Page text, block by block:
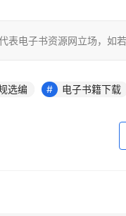
表电子书资源网立场，如
选编 电子书籍下载